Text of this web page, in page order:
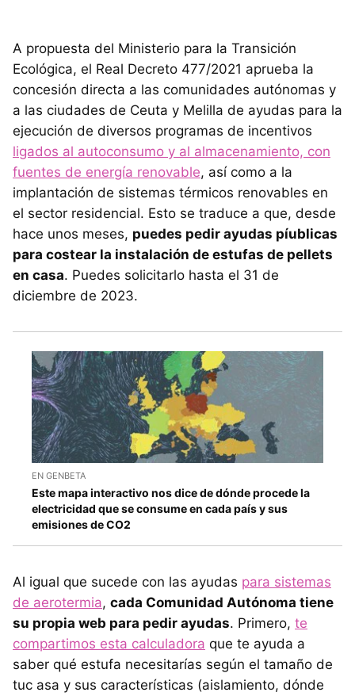
A propuesta del Ministerio para la Transición
Ecológica, el Real Decreto 477/2021 aprueba la
concesión directa a las comunidades autónomas y
a las ciudades de Ceuta y Melilla de ayudas para la
ejecución de diversos programas de incentivos
ligados al autoconsumo y al almacenamiento, con
fuentes de energía renovable, así como a la
implantación de sistemas térmicos renovables en
el sector residencial. Esto se traduce a que, desde
hace unos meses, puedes pedir ayudas píublicas
para costear la instalación de estufas de pellets
en casa. Puedes solicitarlo hasta el 31 de
diciembre de 2023.
EN GENBETA
Este mapa interactivo nos dice de dónde procede la
electricidad que se consume en cada país y sus
emisiones de CO2
Al igual que sucede con las ayudas para sistemas
de aerotermia, cada Comunidad Autónoma tiene
su propia web para pedir ayudas. Primero, te
compartimos esta calculadora que te ayuda a
saber qué estufa necesitarías según el tamaño de
tuc asa y sus características (aislamiento, dónde